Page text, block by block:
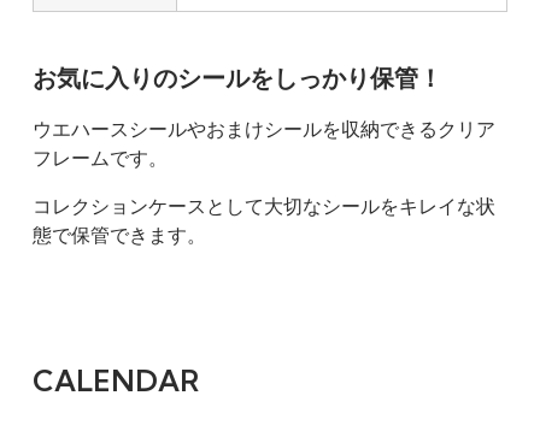
お気に入りのシールをしっかり保管！
ウエハースシールやおまけシールを収納できるクリア
フレームです。
コレクションケースとして大切なシールをキレイな状
態で保管できます。
CALENDAR